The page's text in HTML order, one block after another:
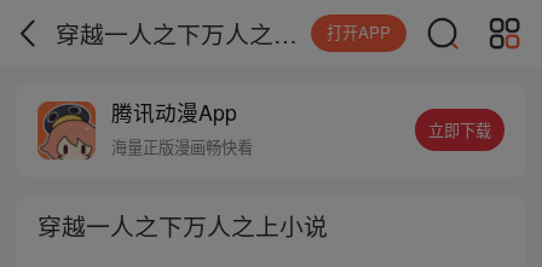
穿越一人之下万人之上小说 打开APP
腾讯动漫App
海量正版漫画畅快看
立即下载
穿越一人之下万人之上小说